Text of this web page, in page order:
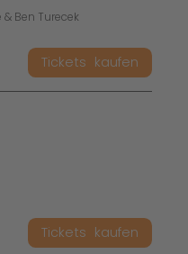
Ben Turecek
Tickets kaufen
Tickets kaufen